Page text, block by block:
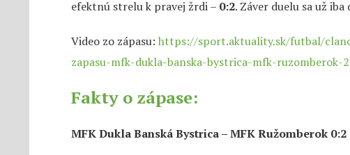
efektnú strelu k pravej žrdi – 0:2. Záver duelu sa už iba
Video zo zápasu: https://sport.aktuality.sk/futbal/
zapasu-mfk-dukla-banska-bystrica-mfk-ruzomberok-
Fakty o zápase:
MFK Dukla Banská Bystrica – MFK Ružomberok 0:2